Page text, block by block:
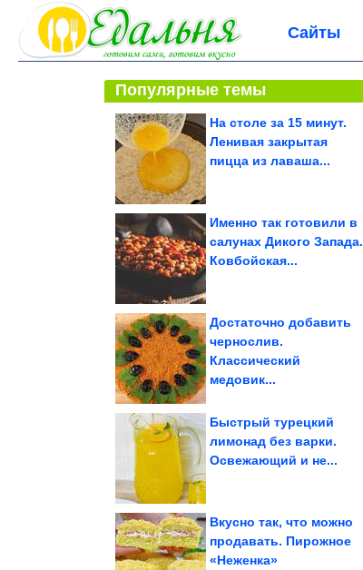
Сайты
Популярные темы
На столе за 15 минут.
Ленивая закрытая
пицца из лаваша...
Именно так готовили в
салунах Дикого Запада.
Ковбойская...
Достаточно добавить
чернослив.
Классический
медовик...
Быстрый турецкий
лимонад без варки.
Освежающий и не...
Вкусно так, что можно
продавать. Пирожное
«Неженка»